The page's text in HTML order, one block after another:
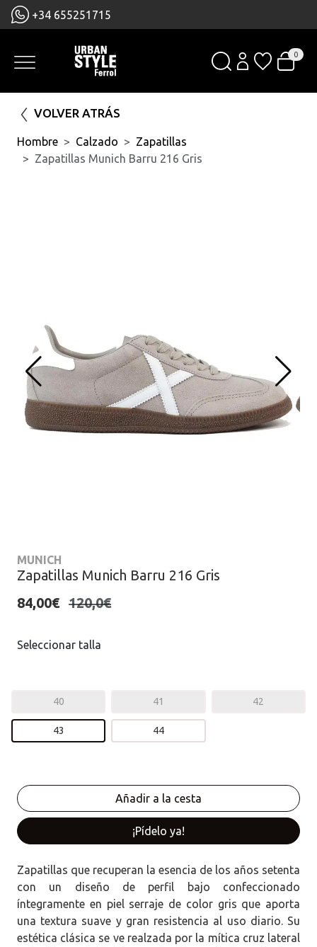
+34 655251715
0
VOLVER ATRÁS
Hombre Calzado
Zapatillas
Zapatillas Munich Barru 216 Gris
MUNICH
Zapatillas Munich Barru 216 Gris
84,00€ 120,0€
Seleccionar talla
40 41 42
43 44
¡Pídelo ya!
Zapatillas que recuperan la esencia de los años setenta
con un diseño de perfil bajo confeccionado
íntegramente en piel serraje de color gris que aporta
una textura suave y gran resistencia al uso diario. Su
estética clásica se ve realzada por la mítica cruz lateral